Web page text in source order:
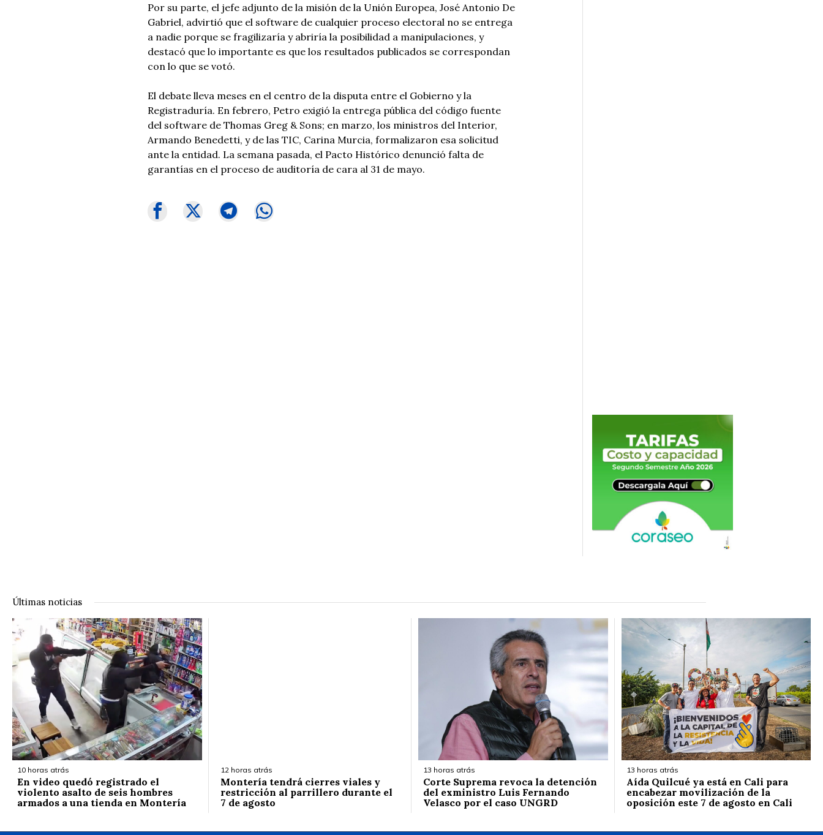
Por su parte, el jefe adjunto de la misión de la Unión Europea, José Antonio De
Gabriel, advirtió que el software de cualquier proceso electoral no se entrega
a nadie porque se fragilizaría y abriría la posibilidad a manipulaciones, y
destacó que lo importante es que los resultados publicados se correspondan
con lo que se votó.
El debate lleva meses en el centro de la disputa entre el Gobierno y la
Registraduría. En febrero, Petro exigió la entrega pública del código fuente
del software de Thomas Greg & Sons; en marzo, los ministros del Interior,
Armando Benedetti, y de las TIC, Carina Murcia, formalizaron esa solicitud
ante la entidad. La semana pasada, el Pacto Histórico denunció falta de
garantías en el proceso de auditoría de cara al 31 de mayo.
Últimas noticias
10 horas atrás
En video quedó registrado el
violento asalto de seis hombres
armados a una tienda en Montería
12 horas atrás
Montería tendrá cierres viales y
restricción al parrillero durante el
7 de agosto
13 horas atrás
Corte Suprema revoca la detención
del exministro Luis Fernando
Velasco por el caso UNGRD
13 horas atrás
Aída Quilcué ya está en Cali para
encabezar movilización de la
oposición este 7 de agosto en Cali